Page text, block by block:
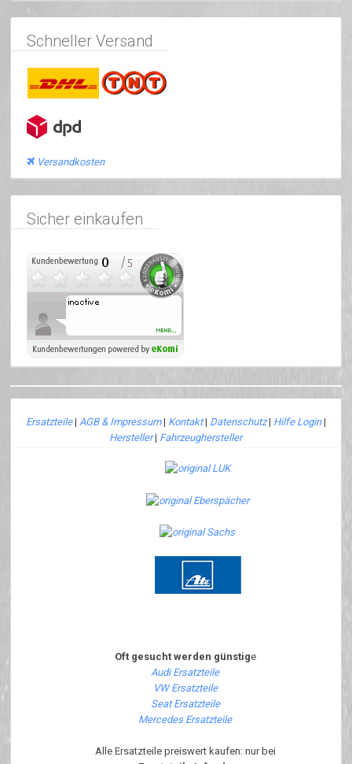
Schneller Versand
Versandkosten
Sicher einkaufen
Ersatzteile| AGB & Impressum| Kontakt| Datenschutz| Hilfe Login|
Hersteller| Fahrzeughersteller
Oft gesucht werden günstige
Audi Ersatzteile
VW Ersatzteile
Seat Ersatzteile
Mercedes Ersatzteile
Alle Ersatzteile preiswert kaufen: nur bei